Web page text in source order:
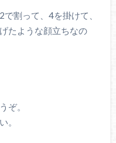
割って、4を掛けて、
たような顔立ちなの
ぞ。
。